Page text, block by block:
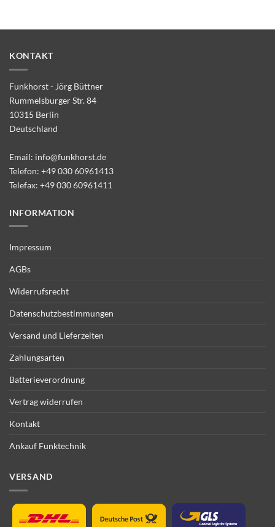
KONTAKT
Funkhorst - Jörg Büttner
Rummelsburger Str. 84
10315 Berlin
Deutschland
Email: info@funkhorst.de
Telefon: +49 030 60961413
Telefax: +49 030 60961411
INFORMATION
Impressum
AGBs
Widerrufsrecht
Datenschutzbestimmungen
Versand und Lieferzeiten
Zahlungsarten
Batterieverordnung
Vertrag widerrufen
Kontakt
Ankauf Funktechnik
VERSAND